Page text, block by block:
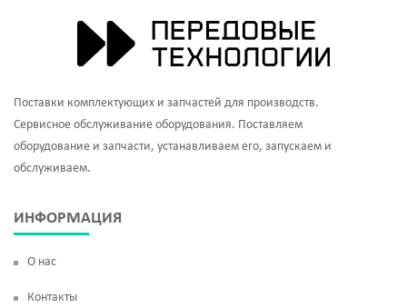
Поставки комплектующих и запчастей для производств.
Сервисное обслуживание оборудования. Поставляем
оборудование и запчасти, устанавливаем его, запускаем и
обслуживаем.
ИНФОРМАЦИЯ
О нас
Контакты